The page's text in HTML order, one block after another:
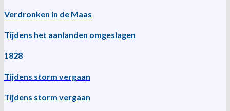
Verdronken in de Maas
Tijdens het aanlanden omgeslagen
1828
Tijdens storm vergaan
Tijdens storm vergaan